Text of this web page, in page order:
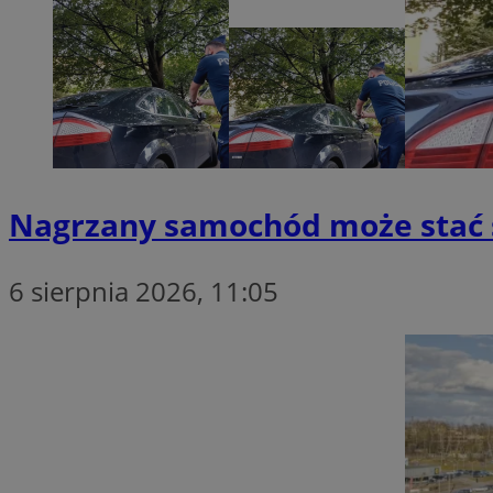
Nagrzany samochód może
6 sierpnia 2026, 11:05
Nazwa
_ga_ES69V3SCKQ
Nazwa
MUID
Nazwa
Provider
Domena
ttwid